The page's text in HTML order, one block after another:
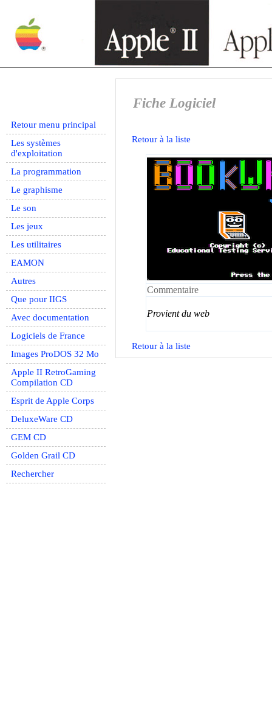
Retour menu principal
Les systèmes
d'exploitation
La programmation
Le graphisme
Le son
Les jeux
Les utilitaires
EAMON
Autres
Que pour IIGS
Avec documentation
Logiciels de France
Images ProDOS 32 Mo
Apple II RetroGaming
Compilation CD
Esprit de Apple Corps
DeluxeWare CD
GEM CD
Golden Grail CD
Rechercher
Fiche Logiciel
Retour à la liste
Commentaire
Provient du web
Retour à la liste